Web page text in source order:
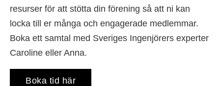
resurser för att stötta din förening så att ni kan
locka till er många och engagerade medlemmar.
Boka ett samtal med Sveriges Ingenjörers experter
Caroline eller Anna.
Boka tid här